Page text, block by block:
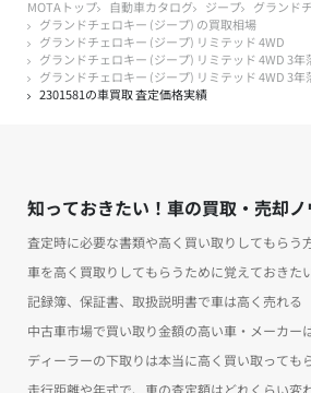
MOTAトップ
自動車カタログ ジープ
グランド
グランドチェロキー (ジープ) の買取相場
グランドチェロキー (ジープ) リミテッド 4WD
グランドチェロキー (ジープ) リミテッド 4WD 3年
グランドチェロキー (ジープ) リミテッド 4WD 3年
2301581の車買取 査定価格実績
知っておきたい！車の買取・売却
査定時に必要な書類や高く買い取りしてもらう
車を高く買取りしてもらうために覚えておきた
記録簿、保証書、取扱説明書で車は高く売れる
中古車市場で買い取り金額の高い車・メーカー
ディーラーの下取りは本当に高く買い取っても